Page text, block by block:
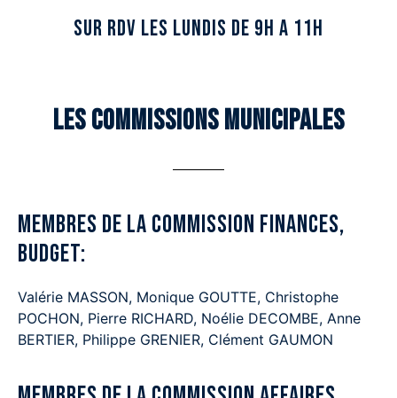
SUR Rdv les lundis de 9h a 11h
Les Commissions municipales
Membres de la commission Finances,
Budget:
Valérie MASSON, Monique GOUTTE, Christophe
POCHON, Pierre RICHARD, Noélie DECOMBE, Anne
BERTIER, Philippe GRENIER, Clément GAUMON